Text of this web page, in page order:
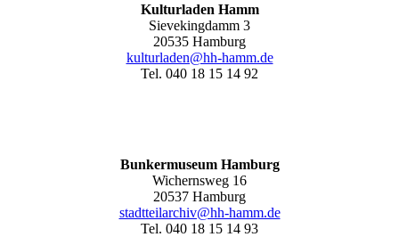
Kulturladen Hamm
Sievekingdamm 3
20535 Hamburg
kulturladen@hh-hamm.de
Tel. 040 18 15 14 92
Bunkermuseum Hamburg
Wichernsweg 16
20537 Hamburg
stadtteilarchiv@hh-hamm.de
Tel. 040 18 15 14 93